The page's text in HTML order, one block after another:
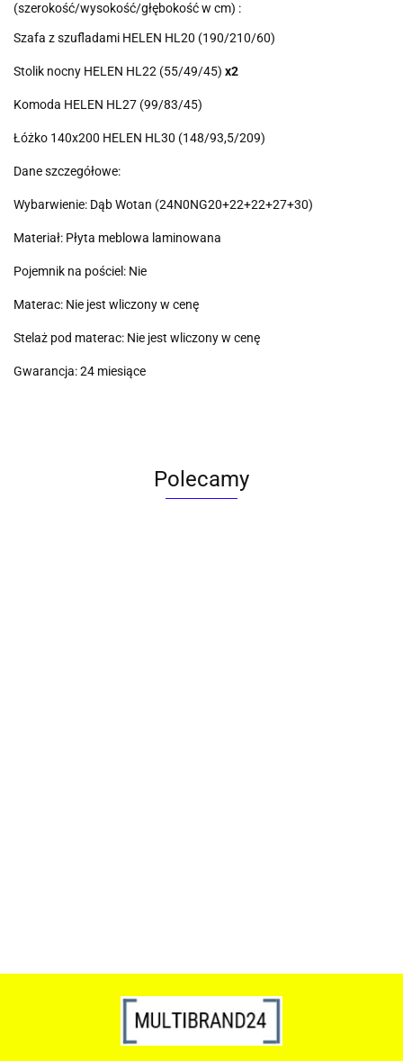
(szerokość/wysokość/głębokość w cm) :
Szafa z szufladami HELEN HL20 (190/210/60)
Stolik nocny HELEN HL22 (55/49/45) x2
Komoda HELEN HL27 (99/83/45)
Łóżko 140x200 HELEN HL30 (148/93,5/209)
Dane szczegółowe:
Wybarwienie: Dąb Wotan (24N0NG20+22+22+27+30)
Materiał: Płyta meblowa laminowana
Pojemnik na pościel: Nie
Materac: Nie jest wliczony w cenę
Stelaż pod materac: Nie jest wliczony w cenę
Gwarancja: 24 miesiące
Polecamy